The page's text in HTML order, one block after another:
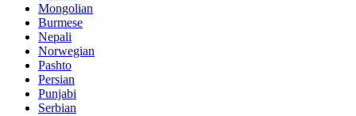
Mongolian
Burmese
Nepali
Norwegian
Pashto
Persian
Punjabi
Serbian